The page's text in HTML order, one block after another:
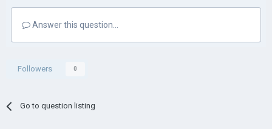
Answer this question...
Followers 0
Go to question listing